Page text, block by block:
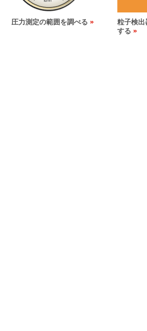
圧力測定の範囲を調べる
粒子検出
する